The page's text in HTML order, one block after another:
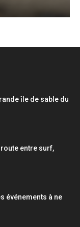
île de sable du
route entre surf,
événements à ne